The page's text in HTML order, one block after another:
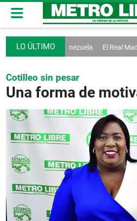
diálogo en Venezuela El Real Madrid
Cotilleo sin pesar
Una forma de